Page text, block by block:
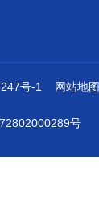
号-1 网站地图
号